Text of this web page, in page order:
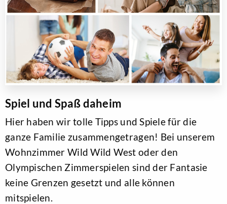
Spiel und Spaß daheim
Hier haben wir tolle Tipps und Spiele für die
ganze Familie zusammengetragen! Bei unserem
Wohnzimmer Wild Wild West oder den
Olympischen Zimmerspielen sind der Fantasie
keine Grenzen gesetzt und alle können
mitspielen.